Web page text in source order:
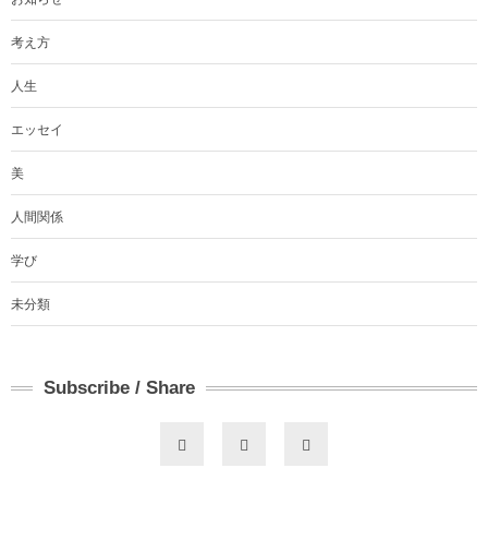
考え方
人生
エッセイ
美
人間関係
学び
未分類
Subscribe / Share